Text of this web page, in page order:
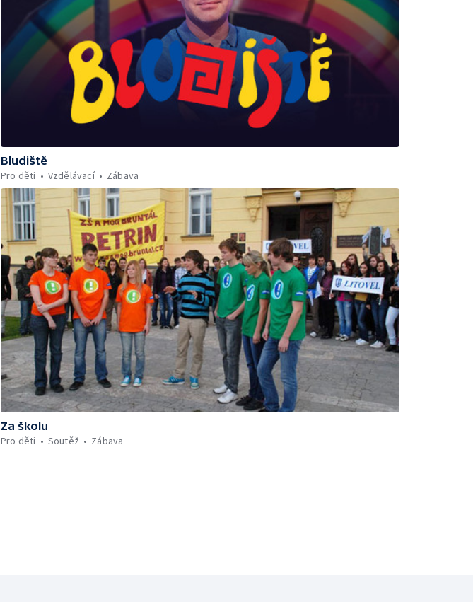
Bludiště
Pro děti
Vzdělávací Zábava
Za školu
Pro děti
Soutěž Zábava